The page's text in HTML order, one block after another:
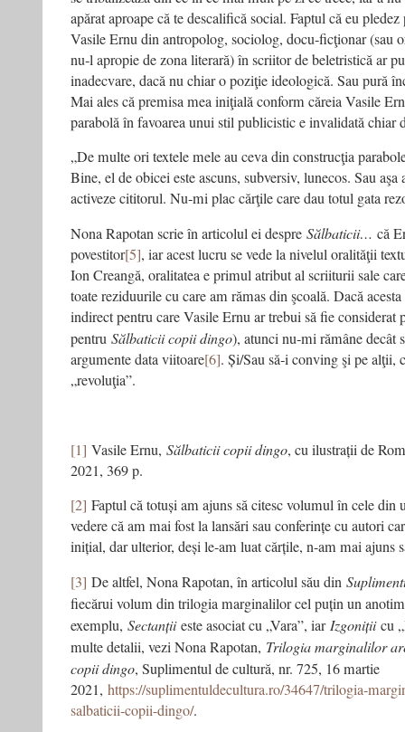
apărat aproape că te descalifică social. Faptul că eu
Vasile Ernu din antropolog, sociolog, docu‑ficţionar (sau
nu‑l apropie de zona literară) în scriitor de beletristică ar
inadecvare, dacă nu chiar o poziţie ideologică. Sau pură
Mai ales că premisa mea iniţială conform căreia Vasile
parabolă în favoarea unui stil publicistic e invalidată chiar
„De multe ori textele mele au ceva din construcţia
Bine, el de obicei este ascuns, subversiv, lunecos. Sau aşa
activeze cititorul. Nu‑mi plac cărţile care dau totul gata
Nona Rapotan scrie în articolul ei despre Sălbaticii… că
povestitor[5], iar acest lucru se vede la nivelul oralităţii
Ion Creangă, oralitatea e primul atribut al scriiturii sale
toate reziduurile cu care am rămas din şcoală. Dacă
indirect pentru care Vasile Ernu ar trebui să fie considerat
pentru Sălbaticii copii dingo), atunci nu‑mi rămâne decât
argumente data viitoare[6]. Și/Sau să‑i conving şi pe alţii,
„revoluţia”.
[1] Vasile Ernu, Sălbaticii copii dingo, cu ilustrații de
2021, 369 p.
[2] Faptul că totuși am ajuns să citesc volumul în cele din
vedere că am mai fost la lansări sau conferințe cu autori
inițial, dar ulterior, deși le-am luat cărțile, n-am mai ajuns
[3] De altfel, Nona Rapotan, în articolul său din
fiecărui volum din trilogia marginalilor cel puțin un
exemplu, Sectanțiieste asociat cu „Vara”, iar Izgonițiicu
multe detalii, vezi Nona Rapotan, Trilogia marginalilor
copii dingo, Suplimentul de cultură, nr. 725, 16 martie
2021, https://suplimentuldecultura.ro/34647/trilogia-
salbaticii-copii-dingo/.